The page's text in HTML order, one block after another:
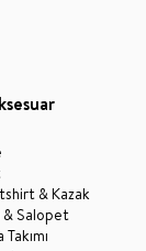
& Kazak
& Salopet